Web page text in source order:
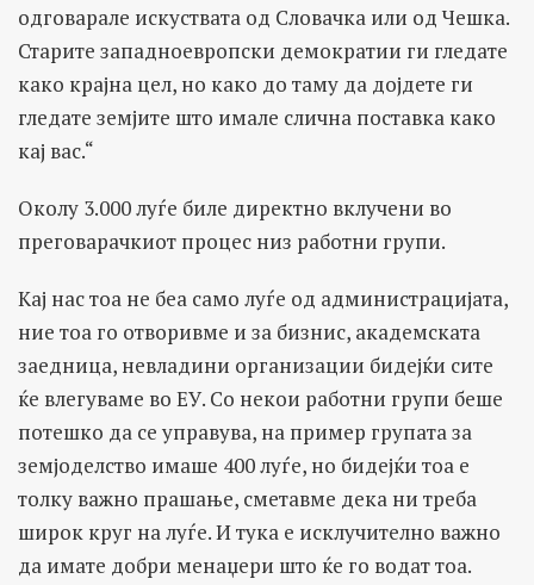
одговарале искуствата од Словачка или од Чешка.
Старите западноевропски демократии ги гледате
како крајна цел, но како до таму да дојдете ги
гледате земјите што имале слична поставка како
кај вас.“
Околу 3.000 луѓе биле директно вклучени во
преговарачкиот процес низ работни групи.
Кај нас тоа не беа само луѓе од администрацијата,
ние тоа го отворивме и за бизнис, академската
заедница, невладини организации бидејќи сите
ќе влегуваме во ЕУ. Со некои работни групи беше
потешко да се управува, на пример групата за
земјоделство имаше 400 луѓе, но бидејќи тоа е
толку важно прашање, сметавме дека ни треба
широк круг на луѓе. И тука е исклучително важно
да имате добри менаџери што ќе го водат тоа.